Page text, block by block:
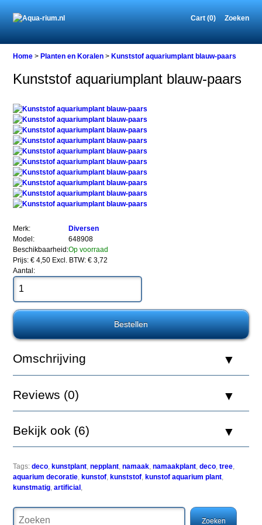
Cart (0) Zoeken
Home
en
Koralen
Kunststof
aquariumplant
blauw-
paars
Kunststof
paars
Levende
aquariumplanten
sommige
gevallen
moeilijk
leven
het
kan
niet
uw
vissen
eten
planten
op.
Home >Planten en Koralen >Kunststof aquariumplant blauw-paars
Kunststof aquariumplant blauw-paars
Merk:
Diversen
Model:
648908
Beschikbaarheid:Op voorraad
Prijs: € 4,50 Excl. BTW: € 3,72
Aantal:
Omschrijving
Reviews (0)
Bekijk ook (6)
Tags: deco, kunstplant,nepplant,namaak,namaakplant,deco,tree,
aquarium decoratie, kunstof, kunststof, kunstof aquarium plant,
kunstmatig,artificial ,